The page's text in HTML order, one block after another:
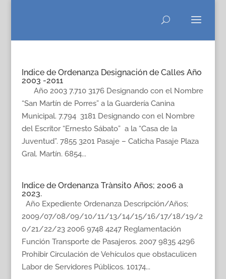
Indice de Ordenanza Designación de Calles Año
2003 -2011
Año 2003 7.710 3176 Designando con el Nombre
“San Martín de Porres” a la Guardería Canina
Municipal. 7.794 3181 Designando con el Nombre
del Escritor “Ernesto Sábato” a la “Casa de la
Juventud”. 7855 3201 Pasaje – Caticha Pasaje Plaza
Gral. Martín. 6854...
Indice de Ordenanza Trànsito Años; 2006 a
2023.
Año Expediente Ordenanza Descripción/Años;
2009/07/08/09/10/11/13/14/15/16/17/18/19/2
0/21/22/23 2006 9748 4247 Reglamentación
Función Transporte de Pasajeros. 2007 9835 4296
Prohibir Circulación de Vehículos que obstaculicen
Labor de Servidores Públicos. 10174...